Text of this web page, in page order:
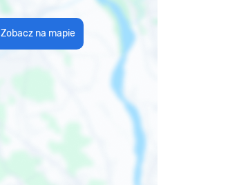
Zobacz na mapie